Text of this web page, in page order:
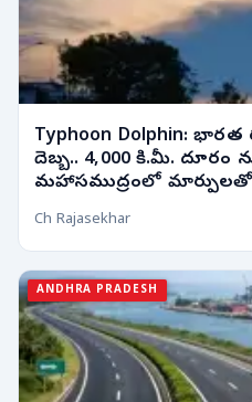
Typhoon Dolphin:
దెబ్బ.. 4,000 కి.మీ. దూరం
మహాసముద్రంలో
Ch Rajasekhar
ANDHRA PRADESH